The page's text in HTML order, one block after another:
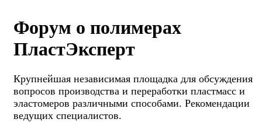
Форум о полимерах
ПластЭксперт
Крупнейшая независимая площадка для обсуждения
вопросов производства и переработки пластмасс и
эластомеров различными способами. Рекомендации
ведущих специалистов.